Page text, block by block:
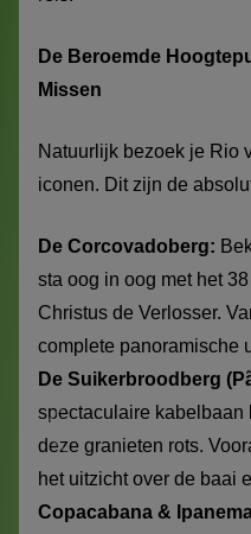
De Beroemde
Missen
Natuurlijk bezoek je Rio
iconen. Dit zijn de
De Corcovadoberg:
sta oog in oog met het
Christus de Verlosser.
complete panoramische
De Suikerbroodberg
spectaculaire kabelbaan
deze granieten rots.
het uitzicht over de baai
Copacabana &